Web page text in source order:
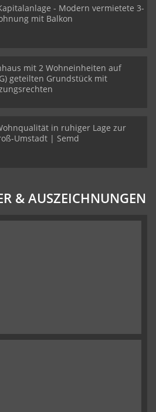
- Modern vermietete 3-
mit Balkon
mit 2 Wohneinheiten auf
geteilten Grundstück mit
in ruhiger Lage zur
Umstadt | Semd
& AUSZEICHNUNGEN